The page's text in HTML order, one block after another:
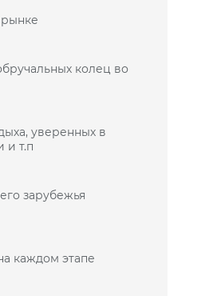
колец во
уверенных в
и т.п
зарубежья
каждом этапе